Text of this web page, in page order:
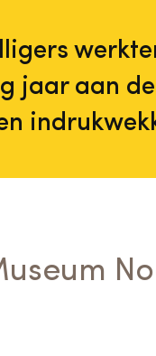
jaar aan